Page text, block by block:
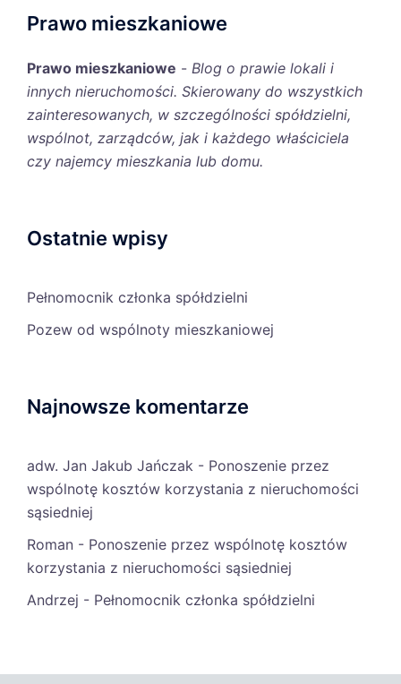
Prawo mieszkaniowe
Prawo mieszkaniowe - Blog o prawie lokali i
innych nieruchomości. Skierowany do wszystkich
zainteresowanych, w szczególności spółdzielni,
wspólnot, zarządców, jak i każdego właściciela
czy najemcy mieszkania lub domu.
Ostatnie wpisy
Pełnomocnik członka spółdzielni
Pozew od wspólnoty mieszkaniowej
Najnowsze komentarze
adw. Jan Jakub Jańczak - Ponoszenie przez
wspólnotę kosztów korzystania z nieruchomości
sąsiedniej
Roman - Ponoszenie przez wspólnotę kosztów
korzystania z nieruchomości sąsiedniej
Andrzej - Pełnomocnik członka spółdzielni